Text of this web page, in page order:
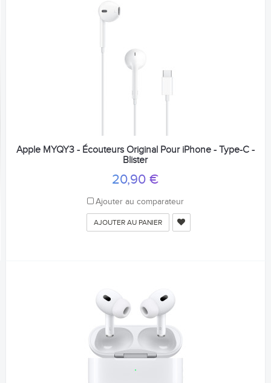
Apple MYQY3 - Écouteurs Original Pour iPhone - Type-C -
Blister
20,90 €
Ajouter au comparateur
AJOUTER AU PANIER